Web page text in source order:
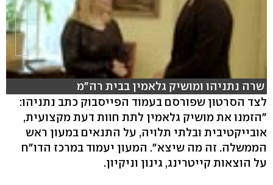
שרה נתניהו ומושיק גלאמין בבית רה"מ
לצד הסרטון שפורסם בעמוד הפייסבוק כתב נתניהו:
"הזמנו את מושיק גלאמין לתת חוות דעת מקצועית,
אובייקטיבית ובלתי תלויה, על התנאים במעון ראש
הממשלה. זה מה שיצא". המעון יעמוד במרכז הדו"ח
על הוצאות קייטרינג, גינון וניקיון.